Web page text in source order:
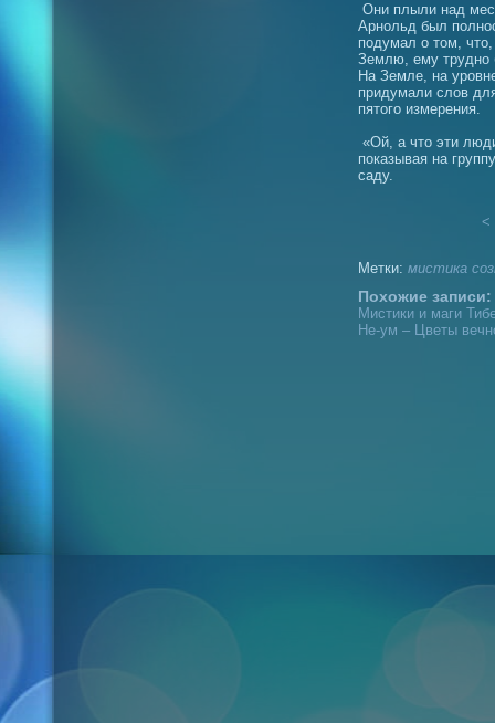
Они плыли над
Арнольд был
подумал о том, что,
Землю, ему трудно
На Земле, на
придумали слов
пятого измерения.
«Ой, а что эти
показывая на
саду.
<
Метки: мистика
Похожие записи:
Мистики и маги
Не-ум – Цветы